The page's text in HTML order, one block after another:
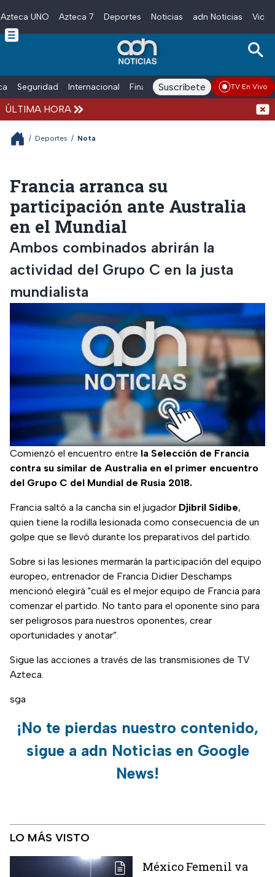
Skip to main content
Azteca UNO Azteca 7 Deportes Noticias adn Noticias
Seguridad Internacional Finanzas adn Noticias Radio
Suscríbete TV En Vivo
ÚLTIMA HORA
/ Deportes / Nota
Francia arranca su
participación ante Australia
en el Mundial
Ambos combinados abrirán la
actividad del Grupo C en la justa
mundialista
Comienzó el encuentro entre la Selección de Francia
contra su similar de Australia en el primer encuentro
del Grupo C del Mundial de Rusia 2018.
Francia saltó a la cancha sin el jugador Djibril Sidibe,
quien tiene la rodilla lesionada como consecuencia de un
golpe que se llevó durante los preparativos del partido.
Sobre si las lesiones mermarán la participación del equipo
europeo, entrenador de Francia Didier Deschamps
mencionó elegirá "cuál es el mejor equipo de Francia para
comenzar el partido. No tanto para el oponente sino para
ser peligrosos para nuestros oponentes, crear
oportunidades y anotar”.
Sigue las acciones a través de las transmisiones de TV
Azteca.
sga
¡No te pierdas nuestro contenido,
sigue a adn Noticias en Google
News!
LO MÁS VISTO
México Femenil va